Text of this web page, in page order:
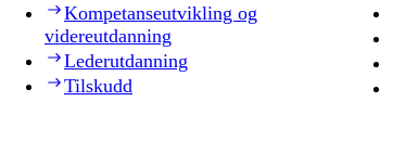
Kompetanseutvikling og
videreutdanning
Lederutdanning
Tilskudd